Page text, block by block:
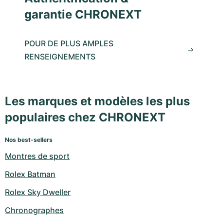
garantie CHRONEXT
POUR DE PLUS AMPLES
RENSEIGNEMENTS
Les marques et modèles les plus
populaires chez CHRONEXT
Nos best-sellers
Montres de sport
Rolex Batman
Rolex Sky Dweller
Chronographes